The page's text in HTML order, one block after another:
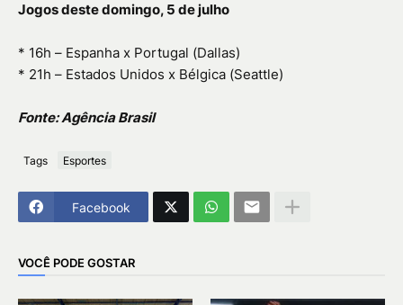
Jogos deste domingo, 5 de julho
* 16h – Espanha x Portugal (Dallas)
* 21h – Estados Unidos x Bélgica (Seattle)
Fonte: Agência Brasil
Tags Esportes
Facebook
VOCÊ PODE GOSTAR